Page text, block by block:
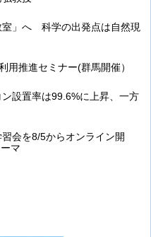
室」へ 科学の出発点は自然現
用推進セミナー(群馬開催）
設置率は99.6%に上昇、一方
会を8/5からオンライン開
マ